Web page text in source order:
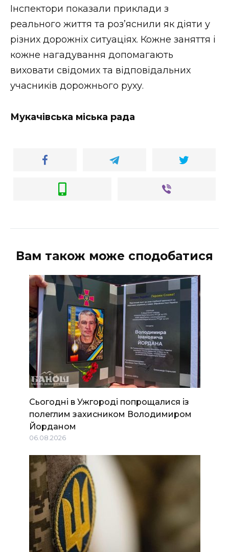
НОВИНИ ЗАХІДНОЇ УКРАЇНИ
ФОТО
Інспектори показали приклади з
реального життя та роз’яснили як діяти у
різних дорожніх ситуаціях. Кожне заняття і
кожне нагадування допомагають
виховати свідомих та відповідальних
учасників дорожнього руху.
Мукачівська міська рада
Вам також може сподобатися
Сьогодні в Ужгороді попрощалися із
полеглим захисником Володимиром
Йорданом
06.08.2026